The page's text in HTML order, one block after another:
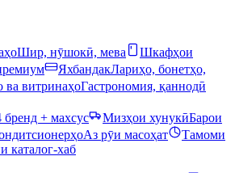
Шир, нӯшокӣ, мева
Шкафҳои
ЯхбандакЛариҳо, бонетҳо,
ва витринаҳоГастрономия, қаннодӣ
бренд + махсус Мизҳои хунукӣБарои
Аз рӯи масоҳат
Тамоми
каталог-хаб